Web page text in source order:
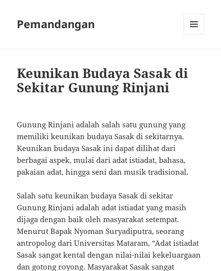
Pemandangan
Keunikan Budaya Sasak di
Sekitar Gunung Rinjani
Gunung Rinjani adalah salah satu gunung yang
memiliki keunikan budaya Sasak di sekitarnya.
Keunikan budaya Sasak ini dapat dilihat dari
berbagai aspek, mulai dari adat istiadat, bahasa,
pakaian adat, hingga seni dan musik tradisional.
Salah satu keunikan budaya Sasak di sekitar
Gunung Rinjani adalah adat istiadat yang masih
dijaga dengan baik oleh masyarakat setempat.
Menurut Bapak Nyoman Suryadiputra, seorang
antropolog dari Universitas Mataram, “Adat istiadat
Sasak sangat kental dengan nilai-nilai kekeluargaan
dan gotong royong. Masyarakat Sasak sangat